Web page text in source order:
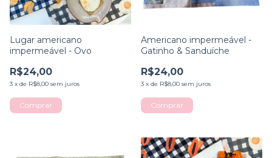
Lugar americano
impermeável - Ovo
R$24,00
3 x de R$8,00 sem juros
Americano impermeável -
Gatinho & Sanduíche
R$24,00
3 x de R$8,00 sem juros